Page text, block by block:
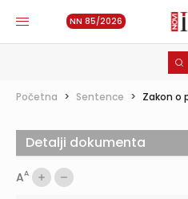
NN 85/2026
Početna > Sentence > Zakon o
AA
Detalji dokumenta